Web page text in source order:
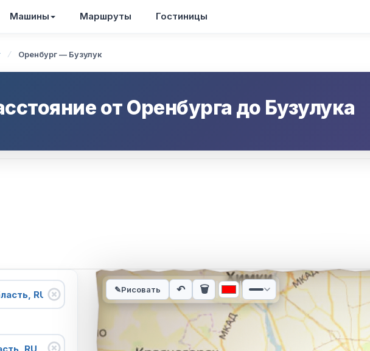
Машины Маршруты Гостиницы
Оренбург — Бузулук
от Оренбурга до Бузулука
Интерактивная карта автомобильного маршрута из города
✎Рисовать ↶ 🗑